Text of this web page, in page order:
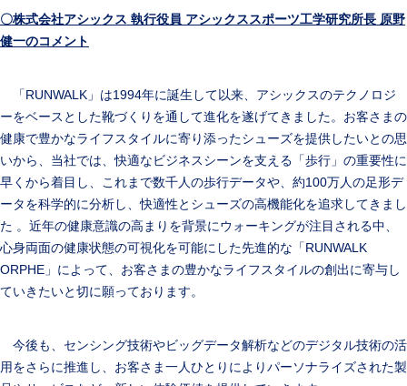
〇株式会社アシックス 執行役員 アシックススポーツ工学研究所長 原野
健一のコメント
「RUNWALK」は1994年に誕生して以来、アシックスのテクノロジ
ーをベースとした靴づくりを通して進化を遂げてきました。お客さまの
健康で豊かなライフスタイルに寄り添ったシューズを提供したいとの思
いから、当社では、快適なビジネスシーンを支える「歩行」の重要性に
早くから着目し、これまで数千人の歩行データや、約100万人の足形デ
ータを科学的に分析し、快適性とシューズの高機能化を追求してきまし
た 。近年の健康意識の高まりを背景にウォーキングが注目される中、
心身両面の健康状態の可視化を可能にした先進的な「RUNWALK
ORPHE」によって、お客さまの豊かなライフスタイルの創出に寄与し
ていきたいと切に願っております。
今後も、センシング技術やビッグデータ解析などのデジタル技術の活
用をさらに推進し、お客さま一人ひとりによりパーソナライズされた製